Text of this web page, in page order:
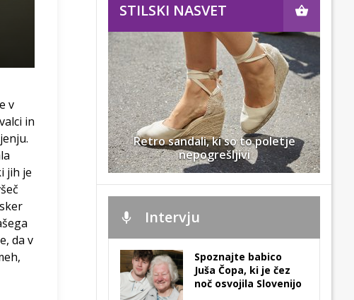
v
in
jih je
da v
STILSKI NASVET
Retro sandali, ki so to poletje
nepogrešljivi
Intervju
Spoznajte babico
Juša Čopa, ki je čez
noč osvojila Slovenijo